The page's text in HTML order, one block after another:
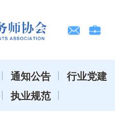
通知公告
行业党建
执业规范